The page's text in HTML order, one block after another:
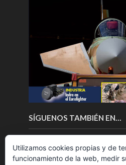
SÍGUENOS TAMBIÉN EN…
Utilizamos cookies propias y de
funcionamiento de la web, medir